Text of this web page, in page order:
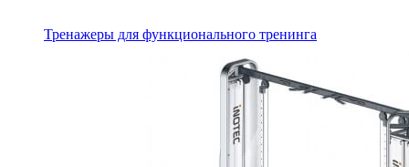
Тренажеры для функционального тренинга